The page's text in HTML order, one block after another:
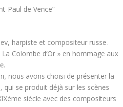
Paul de Vence”
harpiste et compositeur russe.
Colombe d’Or » en hommage aux
nous avons choisi de présenter la
qui se produit déjà sur les scènes
siècle avec des compositeurs